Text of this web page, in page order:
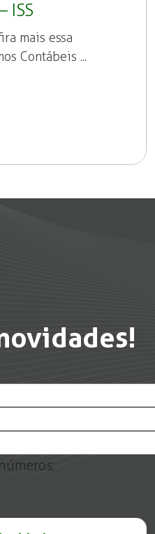
ISS
mais essa
Contábeis ...